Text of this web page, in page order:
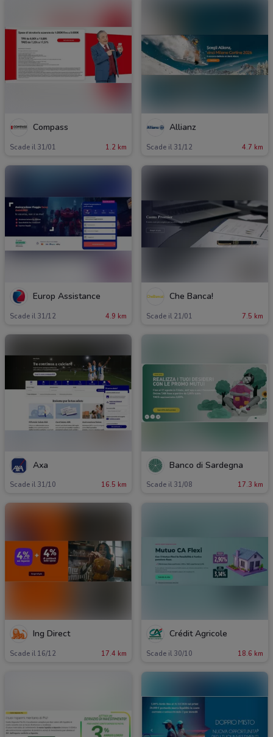
Compass
Scade il 31/01 1.2 km
Allianz
Scade il 31/12 4.7 km
Europ Assistance
Scade il 31/12 4.9 km
Che Banca!
Scade il 21/01 7.5 km
Axa
Scade il 31/10 16.5 km
Banco di Sardegna
Scade il 31/08 17.3 km
Ing Direct
Scade il 16/12 17.4 km
Crédit Agricole
Scade il 30/10 18.6 km